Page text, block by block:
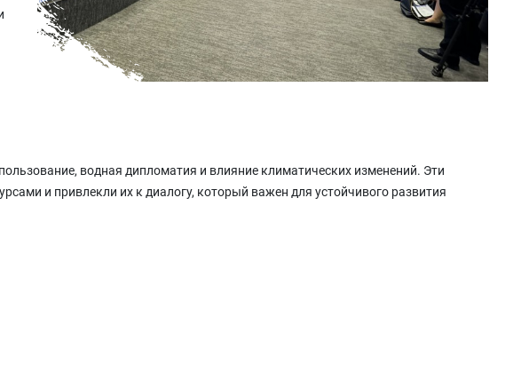
водная дипломатия и влияние климатических изменений. Эти
и привлекли их к диалогу, который важен для устойчивого развития